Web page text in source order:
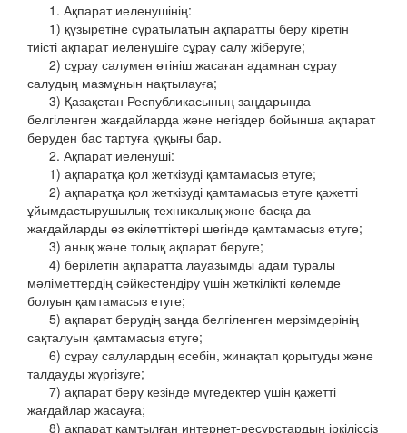
1. Ақпарат иеленушінің:
1) құзыретіне сұратылатын ақпаратты беру кіретін
тиісті ақпарат иеленушіге сұрау салу жіберуге;
2) сұрау салумен өтініш жасаған адамнан сұрау
салудың мазмұнын нақтылауға;
3) Қазақстан Республикасының заңдарында
белгіленген жағдайларда және негіздер бойынша ақпарат
беруден бас тартуға құқығы бар.
2. Ақпарат иеленуші:
1) ақпаратқа қол жеткізуді қамтамасыз етуге;
2) ақпаратқа қол жеткізуді қамтамасыз етуге қажетті
ұйымдастырушылық-техникалық және басқа да
жағдайларды өз өкілеттіктері шегінде қамтамасыз етуге;
3) анық және толық ақпарат беруге;
4) берілетін ақпаратта лауазымды адам туралы
мәліметтердің сәйкестендіру үшін жеткілікті көлемде
болуын қамтамасыз етуге;
5) ақпарат берудің заңда белгіленген мерзімдерінің
сақталуын қамтамасыз етуге;
6) сұрау салулардың есебін, жинақтап қорытуды және
талдауды жүргізуге;
7) ақпарат беру кезінде мүгедектер үшін қажетті
жағдайлар жасауға;
8) ақпарат қамтылған интернет-ресурстардың іркіліссіз